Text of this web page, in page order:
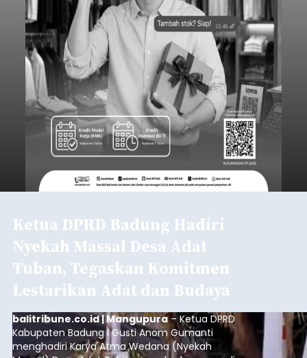
Ketua DPRD Badung Hadiri
Nyekah Massal Desa Adat
Tuban, Tegaskan Komitmen
Lestarikan Adat dan Budaya
balitribune.co.id | Mangupura– Ketua DPRD
Kabupaten Badung I Gusti Anom Gumanti
menghadiri Karya Atma Wedana (Nyekah